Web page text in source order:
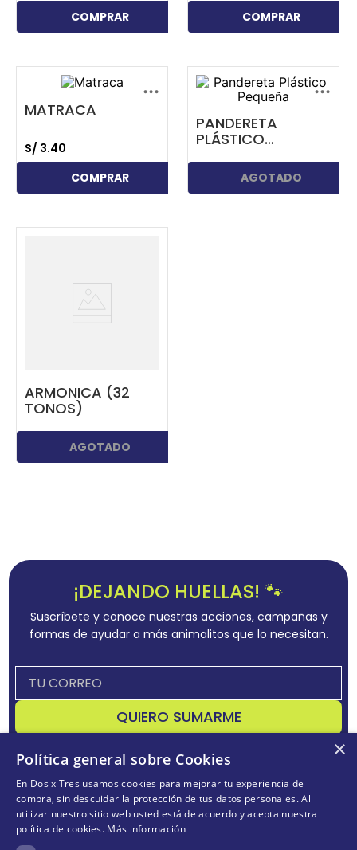
COMPRAR
COMPRAR
...
MATRACA
S/ 3.40
COMPRAR
...
PANDERETA
PLÁSTICO
AGOTADO
ARMONICA (32
TONOS)
AGOTADO
¡DEJANDO HUELLAS! 🐾
Suscríbete y conoce nuestras acciones, campañas y
formas de ayudar a más animalitos que lo necesitan.
QUIERO SUMARME
CONÓCENOS
×
Política general sobre Cookies
En Dos x Tres usamos cookies para mejorar tu experiencia de
compra, sin descuidar la protección de tus datos personales. Al
utilizar nuestro sitio web usted está de acuerdo y acepta nuestra
política de cookies. Más información